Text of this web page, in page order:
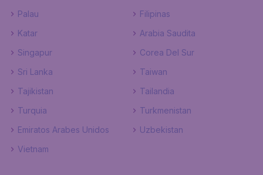
Palau
Filipinas
Katar
Arabia Saudita
Singapur
Corea Del Sur
Sri Lanka
Taiwan
Tajikistan
Tailandia
Turquia
Turkmenistan
Emiratos Arabes Unidos
Uzbekistan
Vietnam